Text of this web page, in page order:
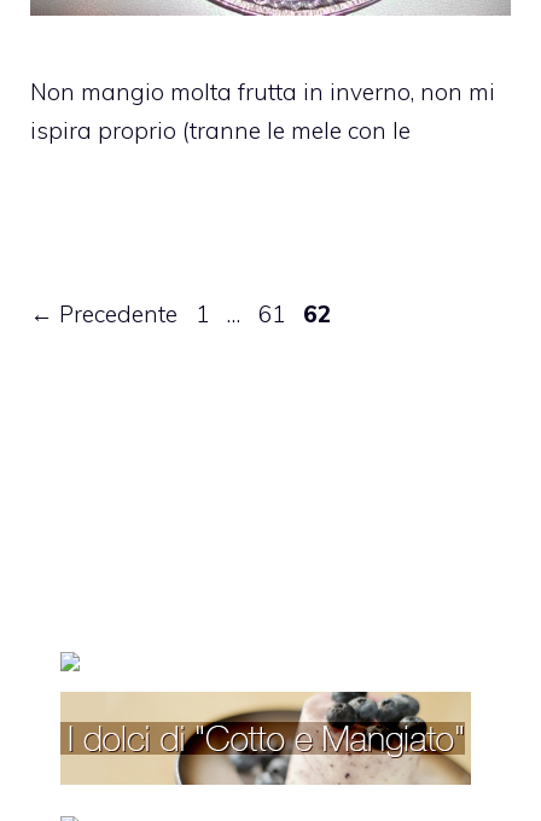
Non mangio molta frutta in inverno, non mi
ispira proprio (tranne le mele con le
← Precedente Pagina
1 … Pagina
61 Pagina
62